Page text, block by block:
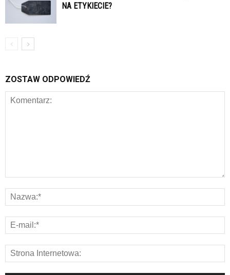
NA ETYKIECIE?
ZOSTAW ODPOWIEDŹ